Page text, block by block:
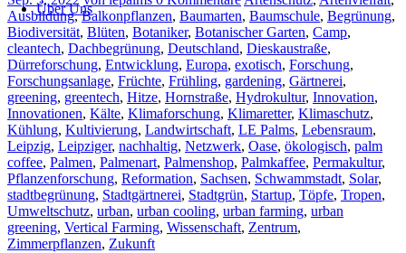
Über Uns
Ausbildung,Balkonpflanzen, Baumarten, Baumschule, Begrünung,
Biodiversität, Blüten, Botaniker, Botanischer Garten, Camp,
cleantech, Dachbegrünung, Deutschland, Dieskaustraße,
Dürreforschung, Entwicklung, Europa, exotisch, Forschung,
Forschungsanlage, Früchte, Frühling, gardening, Gärtnerei,
greening, greentech, Hitze, Hornstraße, Hydrokultur, Innovation,
Innovationen, Kälte, Klimaforschung, Klimaretter, Klimaschutz,
Kühlung, Kultivierung, Landwirtschaft, LE Palms, Lebensraum,
Leipzig, Leipziger, nachhaltig, Netzwerk, Oase, ökologisch, palm
coffee, Palmen, Palmenart, Palmenshop, Palmkaffee, Permakultur,
Pflanzenforschung, Reformation, Sachsen, Schwammstadt, Solar,
stadtbegrünung, Stadtgärtnerei, Stadtgrün, Startup, Töpfe, Tropen,
Umweltschutz, urban, urban cooling, urban farming, urban
greening, Vertical Farming, Wissenschaft, Zentrum,
Zimmerpflanzen, Zukunft